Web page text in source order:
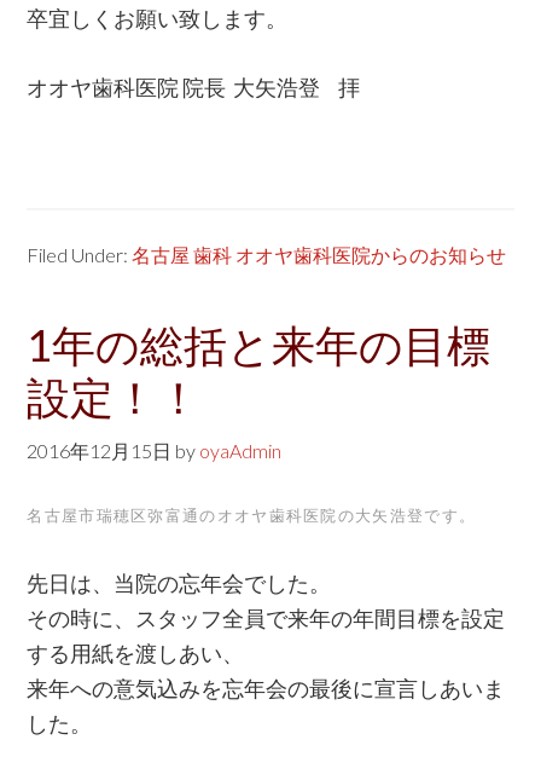
卒宜しくお願い致します。
オオヤ歯科医院 院長 大矢浩登 拝
Filed Under:名古屋 歯科 オオヤ歯科医院からのお知らせ
1年の総括と来年の目標
設定！！
2016年12月15日 by oyaAdmin
名古屋市瑞穂区弥富通のオオヤ歯科医院の大矢浩登です。
先日は、当院の忘年会でした。
その時に、スタッフ全員で来年の年間目標を設定
する用紙を渡しあい、
来年への意気込みを忘年会の最後に宣言しあいま
した。